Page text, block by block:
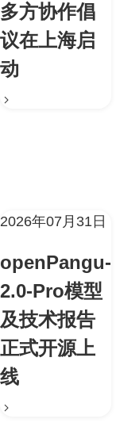
多方协作倡
议在上海启
动
2026年07月31日
openPangu-
2.0-Pro模型
及技术报告
正式开源上
线